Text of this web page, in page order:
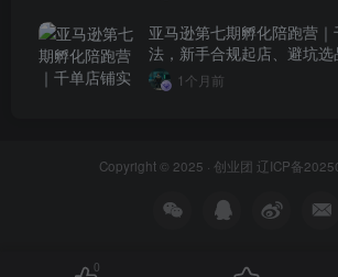
亚马逊第七期孵化陪跑营
法，新手合规起店、避坑
落地（更新0625）
1个月前
Copyright © 2025 · 创业团 辽ICP备
0